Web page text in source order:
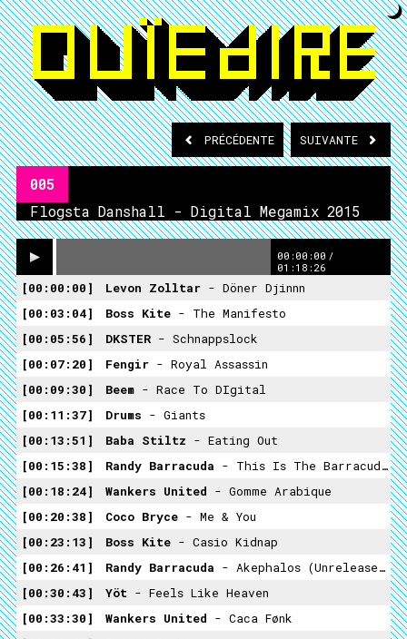
PRÉCÉDENTE SUIVANTE
005
Flogsta Danshall - Digital Megamix 2015
00:00:00 /
01:18:26
00:00:00 Levon Zolltar - Döner Djinnn
00:03:04
Boss Kite - The Manifesto
00:05:56
DKSTER - Schnappslock
00:07:20
Fengir - Royal Assassin
00:09:30
Beem - Race To DIgital
00:11:37
Drums - Giants
00:13:51
Baba Stiltz - Eating Out
00:15:38
Randy Barracuda - This Is The Barracuda Speaking
00:18:24
Wankers United - Gomme Arabique
00:20:38
Coco Bryce - Me & You
00:23:13
Boss Kite - Casio Kidnap
00:26:41
Randy Barracuda - Akephalos (unreleased)
00:30:43
Yöt - Feels Like Heaven
00:33:30
Wankers United - Caca Fønk